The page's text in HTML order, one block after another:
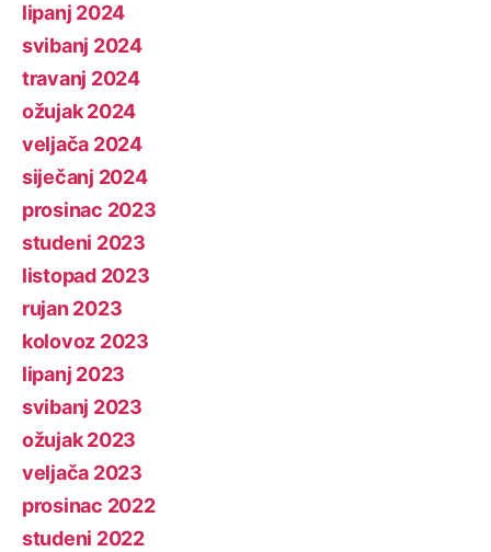
lipanj 2024
svibanj 2024
travanj 2024
ožujak 2024
veljača 2024
siječanj 2024
prosinac 2023
studeni 2023
listopad 2023
rujan 2023
kolovoz 2023
lipanj 2023
svibanj 2023
ožujak 2023
veljača 2023
prosinac 2022
studeni 2022